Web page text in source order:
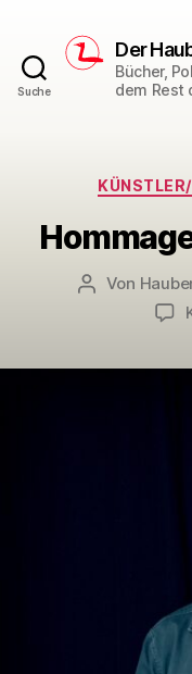
Suche
Der
Bücher,
dem Rest
Beitragsautor
Von